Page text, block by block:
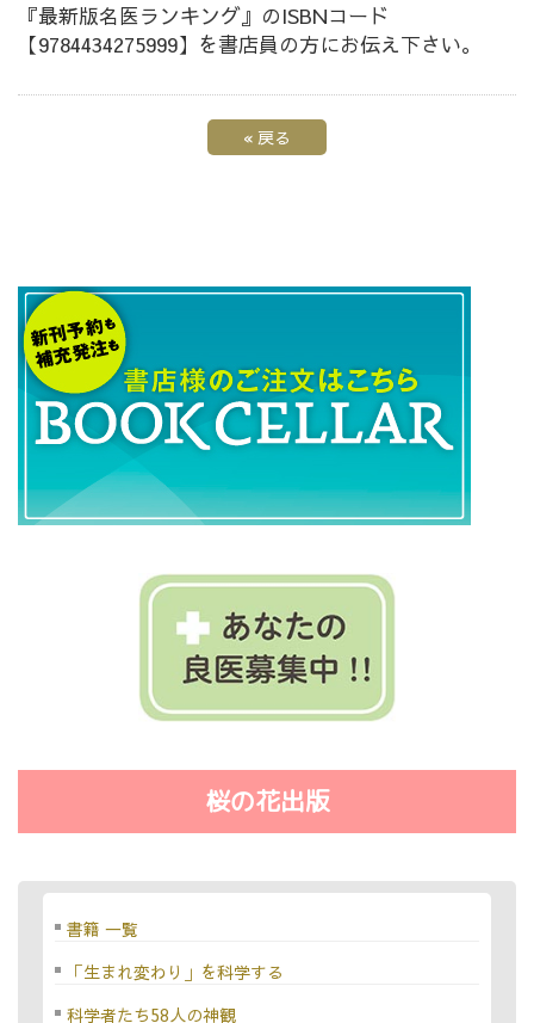
『最新版名医ランキング』のISBNコード
【9784434275999】を書店員の方にお伝え下さい。
« 戻る
桜の花出版
書籍 一覧
「生まれ変わり」を科学する
科学者たち58人の神観